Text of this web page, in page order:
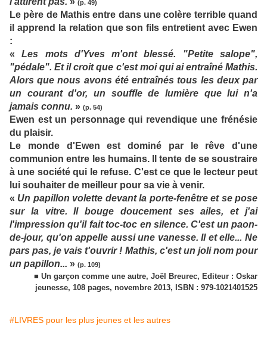
(p. 49)
Le père de Mathis entre dans une colère terrible quand
il apprend la relation que son fils entretient avec Ewen
:
«Les mots d'Yves m'ont blessé. "Petite salope",
"pédale". Et il croit que c'est moi qui ai entraîné Mathis.
Alors que nous avons été entraînés tous les deux par
un courant d'or, un souffle de lumière que lui n'a
jamais connu. » (p. 54)
Ewen est un personnage qui revendique une frénésie
du plaisir.
Le monde d'Ewen est dominé par le rêve d'une
communion entre les humains. Il tente de se soustraire
à une société qui le refuse. C'est ce que le lecteur peut
lui souhaiter de meilleur pour sa vie à venir.
« Un papillon volette devant la porte-fenêtre et se pose
sur la vitre. Il bouge doucement ses ailes, et j'ai
l'impression qu'il fait toc-toc en silence. C'est un paon-
de-jour, qu'on appelle aussi une vanesse. Il et elle... Ne
pars pas, je vais t'ouvrir ! Mathis, c'est un joli nom pour
un papillon... » (p. 109)
■ Un garçon comme une autre, Joël Breurec, Editeur : Oskar
jeunesse, 108 pages, novembre 2013, ISBN : 979-1021401525
#LIVRES pour les plus jeunes et les autres